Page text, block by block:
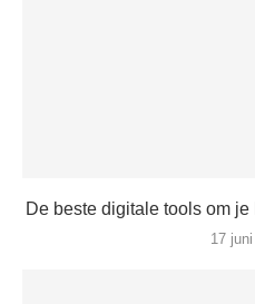
De beste digitale tools om
17